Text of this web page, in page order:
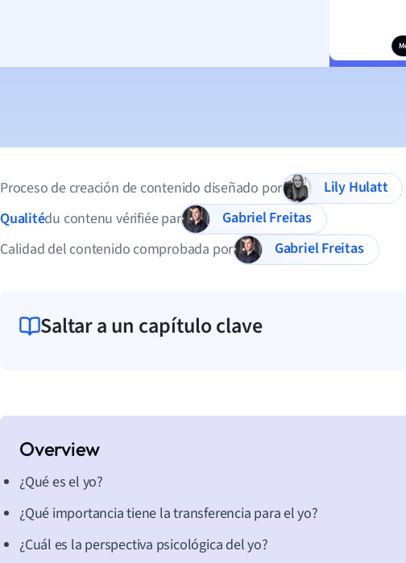
Proceso de creación de contenido diseñado por
Lily Hulatt
Qualitédu contenu vérifiée par
Gabriel Freitas
Calidad del contenido comprobada por
Gabriel Freitas
Saltar a un capítulo clave
¿Qué es el yo?
¿Qué importancia tiene la transferencia para el yo?
¿Cuál es la perspectiva psicológica del yo?